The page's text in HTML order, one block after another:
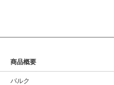
商品概要
バルク